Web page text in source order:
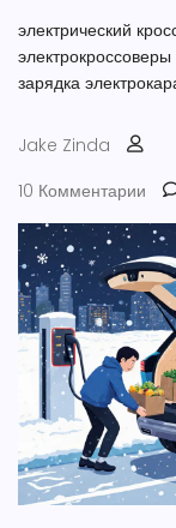
электрический
зарядка
Jake Zinda
10 Комментарии